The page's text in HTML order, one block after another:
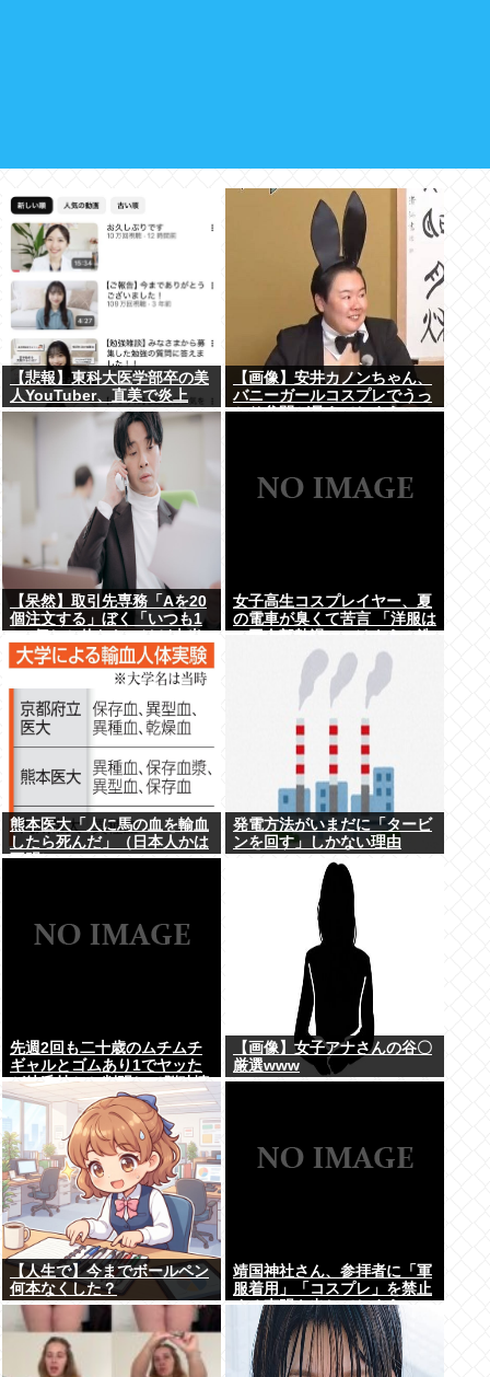
【悲報】東科大医学部卒の美
人YouTuber、直美で炎上
www
【画像】安井カノンちゃん、
バニーガールコスプレでうっ
かり谷間が見えてしまう
【呆然】取引先専務「Aを20
個注文する」ぼく「いつも1
に20であってる？」取専「あ
ってる」⇒結果！
女子高生コスプレイヤー、夏
の電車が臭くて苦言 「洋服は
濯機はキッチンハイター薄め
た水で一回まわそう！」
熊本医大「人に馬の血を輸血
したら死んだ」（日本人かは
不明）
発電方法がいまだに「タービ
ンを回す」しかない理由
先週2回も二十歳のムチムチ
ギャルとゴムあり1でヤッた
が彼氏持ちと判明して脳破壊
されとる
【画像】女子アナさんの谷〇
厳選www
【人生で】今までボールペン
何本なくした？
靖国神社さん、参拝者に「軍
服着用」「コスプレ」を禁止
する声明を出してしまう
www